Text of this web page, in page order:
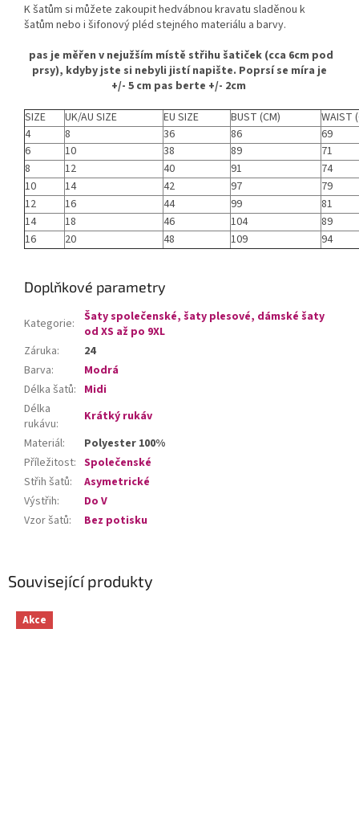
Související produkty
Akce
K šatům si můžete zakoupit hedvábnou kravatu sladěnou k
šatům nebo i šifonový pléd stejného materiálu a barvy.
pas je měřen v nejužším místě střihu šatiček (cca 6cm pod
prsy), kdyby jste si nebyli jistí napište. Poprsí se míra je
+/- 5 cm pas berte +/- 2cm
SIZE
UK/AU SIZE EU SIZE BUST (CM)
WAIST
4
8 36 86
69
6
10 38 89
71
8
12 40 91
74
10
14 42 97
79
12
16 44 99
81
14
18 46 104
89
16
20 48 109 94
Doplňkové parametry
Kategorie:
Šaty společenské, šaty plesové, dámské šaty
od XS až po 9XL
Záruka:
24
Barva:
Modrá
Délka šatů: Midi
Délka
rukávu:
Krátký rukáv
Materiál:
Polyester 100%
Příležitost: Společenské
Střih šatů:
Asymetrické
Výstřih:
Do V
Vzor šatů: Bez potisku